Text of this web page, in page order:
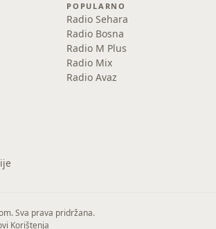
POPULARNO
Radio Sehara
Radio Bosna
Radio M Plus
Radio Mix
Radio Avaz
Sva prava pridržana.
Korištenja